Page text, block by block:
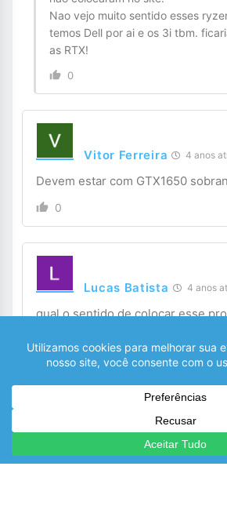
Nao vejo muito sentido esses
temos Dell por ai e os 3i tbm.
as RTX!
0
Vitor Ferreira 4 anos
Devem estar com GTX1650
0
Lucas Batista 4 anos
qual o sentido de colocar esse
0